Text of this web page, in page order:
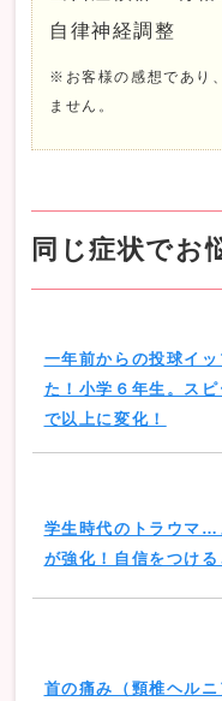
自律神経調整
※お客様の感想であり
ません。
同じ症状でお
一年前からの投球イ
た！小学６年生。ス
で以上に変化！
学生時代のトラウマ…
が強化！自信をつける
首の痛み（頸椎ヘルニ